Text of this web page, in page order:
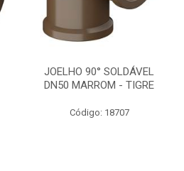
JOELHO 90° SOLDÁVEL
DN50 MARROM - TIGRE
Código: 18707